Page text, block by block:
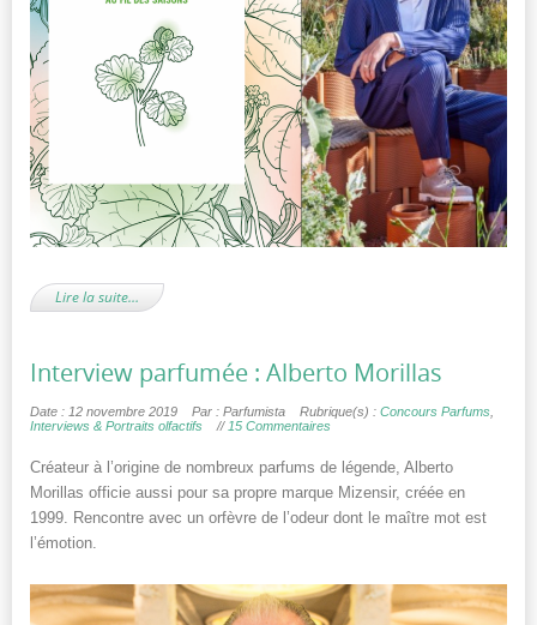
Lire la suite…
Interview parfumée : Alberto Morillas
Date : 12 novembre 2019 Par : Parfumista Rubrique(s) : Concours Parfums
Interviews & Portraits olfactifs
// 15 Commentaires
Créateur à l’origine de nombreux parfums de légende, Alberto
Morillas officie aussi pour sa propre marque Mizensir, créée en
1999. Rencontre avec un orfèvre de l’odeur dont le maître mot est
l’émotion.